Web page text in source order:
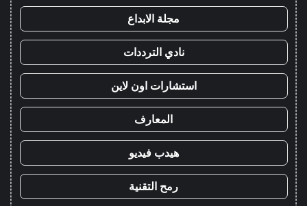
مجلة الابداع
نادي الترددات
استشارات اون لاين
المعارف
هيدب فيديو
رمح التقنية